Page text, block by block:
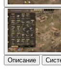
Описание